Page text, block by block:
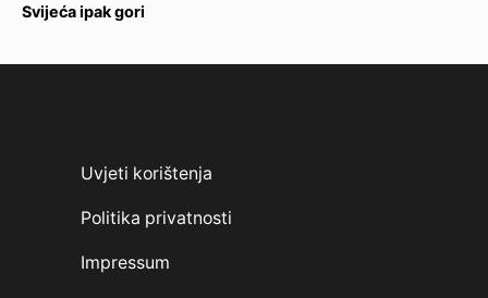
Svijeća ipak gori
Uvjeti korištenja
Politika privatnosti
Impressum